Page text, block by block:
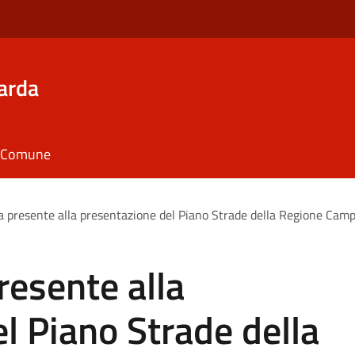
presente alla presentazione del Piano Strade della Regione
alla
Piano Strade della